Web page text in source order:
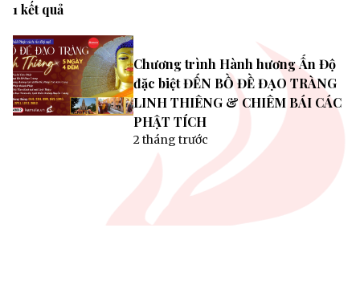
1 kết quả
Chương trình Hành hương Ấn Độ
đặc biệt ĐẾN BỒ ĐỀ ĐẠO TRÀNG
LINH THIÊNG & CHIÊM BÁI CÁC
PHẬT TÍCH
2 tháng trước